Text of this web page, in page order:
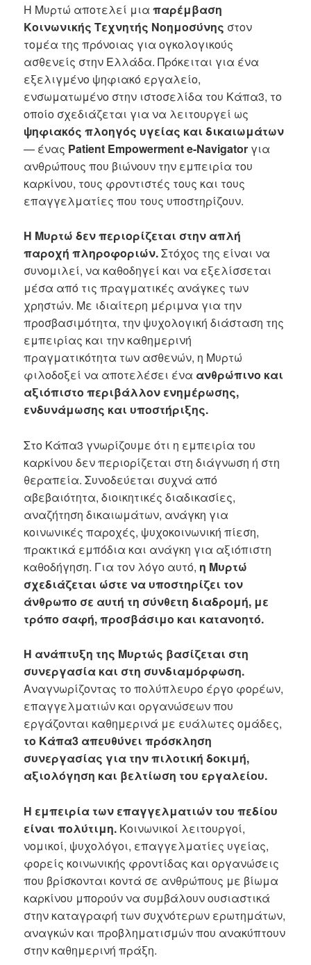
Η Μυρτώ αποτελεί μιαπαρέμβαση
Κοινωνικής Τεχνητής Νοημοσύνης στον
τομέα της πρόνοιας για ογκολογικούς
ασθενείς στην Ελλάδα. Πρόκειται για ένα
εξελιγμένο ψηφιακό εργαλείο,
ενσωματωμένο στην ιστοσελίδα του Κάπα3, το
οποίο σχεδιάζεται για να λειτουργεί ως
ψηφιακός πλοηγός υγείας και δικαιωμάτων
— ένας Patient Empowerment e-Navigator για
ανθρώπους που βιώνουν την εμπειρία του
καρκίνου, τους φροντιστές τους και τους
επαγγελματίες που τους υποστηρίζουν.
Η Μυρτώ δεν περιορίζεται στην απλή
παροχή πληροφοριών.Στόχος της είναι να
συνομιλεί, να καθοδηγεί και να εξελίσσεται
μέσα από τις πραγματικές ανάγκες των
χρηστών. Με ιδιαίτερη μέριμνα για την
προσβασιμότητα, την ψυχολογική διάσταση της
εμπειρίας και την καθημερινή
πραγματικότητα των ασθενών, η Μυρτώ
φιλοδοξεί να αποτελέσει ένα ανθρώπινο και
αξιόπιστο περιβάλλον ενημέρωσης,
ενδυνάμωσης και υποστήριξης.
Στο Κάπα3 γνωρίζουμε ότι η εμπειρία του
καρκίνου δεν περιορίζεται στη διάγνωση ή στη
θεραπεία. Συνοδεύεται συχνά από
αβεβαιότητα, διοικητικές διαδικασίες,
αναζήτηση δικαιωμάτων, ανάγκη για
κοινωνικές παροχές, ψυχοκοινωνική πίεση,
πρακτικά εμπόδια και ανάγκη για αξιόπιστη
καθοδήγηση. Για τον λόγο αυτό, η Μυρτώ
σχεδιάζεται ώστε να υποστηρίζει τον
άνθρωπο σε αυτή τη σύνθετη διαδρομή, με
τρόπο σαφή, προσβάσιμο και κατανοητό.
Η ανάπτυξη της Μυρτώς βασίζεται στη
συνεργασία και στη συνδιαμόρφωση.
Αναγνωρίζοντας το πολύπλευρο έργο φορέων,
επαγγελματιών και οργανώσεων που
εργάζονται καθημερινά με ευάλωτες ομάδες,
το Κάπα3 απευθύνει πρόσκληση
συνεργασίας για την πιλοτική δοκιμή,
αξιολόγηση και βελτίωση του εργαλείου.
Η εμπειρία των επαγγελματιών του πεδίου
είναι πολύτιμη. Κοινωνικοί λειτουργοί,
νομικοί, ψυχολόγοι, επαγγελματίες υγείας,
φορείς κοινωνικής φροντίδας και οργανώσεις
που βρίσκονται κοντά σε ανθρώπους με βίωμα
καρκίνου μπορούν να συμβάλουν ουσιαστικά
στην καταγραφή των συχνότερων ερωτημάτων,
αναγκών και προβληματισμών που ανακύπτουν
στην καθημερινή πράξη.